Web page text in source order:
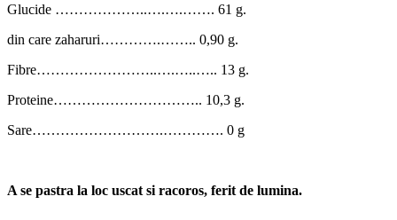
Glucide ………………..….….……. 61 g.
din care zaharuri………….…….. 0,90 g.
Fibre……………………..….…..….. 13 g.
Proteine………………………….. 10,3 g.
Sare……………………….…………. 0 g
A se pastra la loc uscat si racoros, ferit de lumina.